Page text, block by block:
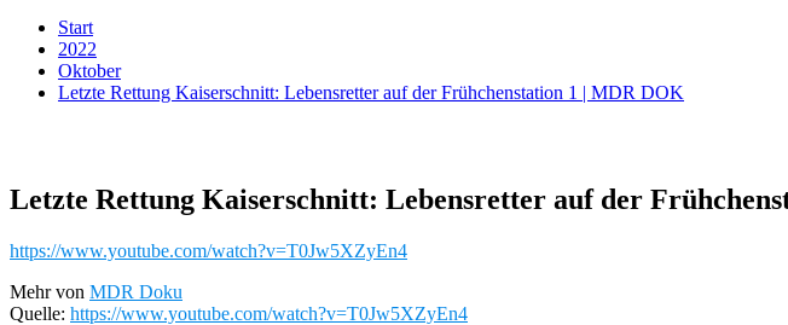
Start
2022
Oktober
Letzte Rettung Kaiserschnitt: Lebensretter auf der Frühchenstation 1 | MDR DOK
Letzte Rettung Kaiserschnitt: Lebensretter auf der
https://www.youtube.com/watch?v=T0Jw5XZyEn4
Mehr von MDR Doku
Quelle: https://www.youtube.com/watch?v=T0Jw5XZyEn4